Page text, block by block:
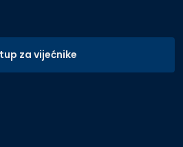
za vijećnike